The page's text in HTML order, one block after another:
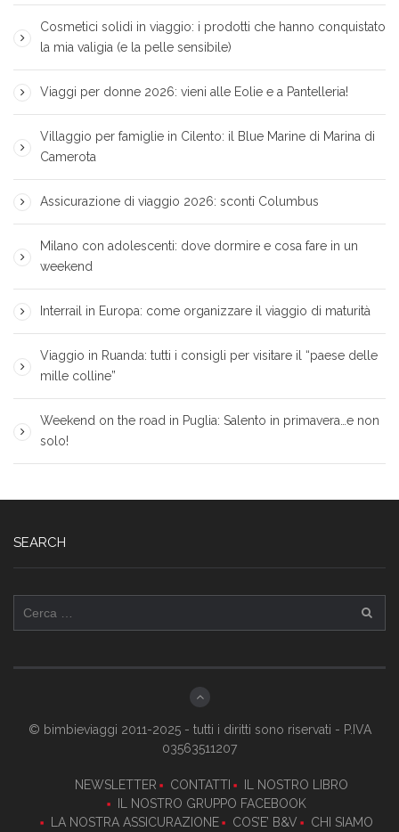
Cosmetici solidi in viaggio: i prodotti che hanno conquistato
la mia valigia (e la pelle sensibile)
Viaggi per donne 2026: vieni alle Eolie e a Pantelleria!
Villaggio per famiglie in Cilento: il Blue Marine di Marina di
Camerota
Assicurazione di viaggio 2026: sconti Columbus
Milano con adolescenti: dove dormire e cosa fare in un
weekend
Interrail in Europa: come organizzare il viaggio di maturità
Viaggio in Ruanda: tutti i consigli per visitare il “paese delle
mille colline”
Weekend on the road in Puglia: Salento in primavera…e non
solo!
SEARCH
per:
© bimbieviaggi 2011-2025 - tutti i diritti sono riservati - P.IVA
03563511207
NEWSLETTER CONTATTI
IL NOSTRO LIBRO
IL NOSTRO GRUPPO FACEBOOK
LA NOSTRA ASSICURAZIONE
COS’E’ B&V CHI SIAMO